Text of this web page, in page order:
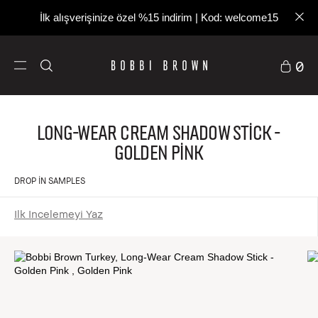
İlk alışverişinize özel %15 indirim | Kod: welcome15
0
Long-Wear Cream Shadow Stick -
Golden Pink
DROP IN SAMPLES
Ilk Incelemeyi Yaz